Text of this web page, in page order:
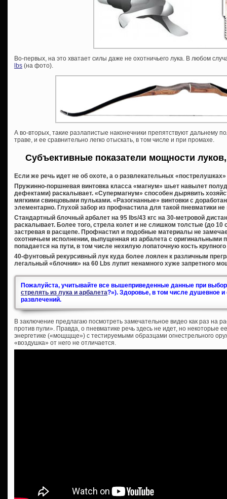
Во-первых, на это хватает силы даже не охотничьего лука. В любом
lbs (на фото).
А во-вторых, такие разлапистые наконечники препятствуют дальнему
траве, и ее сравнительно легко отыскать, в том числе и при промахе.
Субъективные показатели мощности
Если же речь идет не об охоте, а о развлекательных
Пружинно-поршневая винтовка класса «магнум» шьет навылет
дефектами) раскалывает. «Супермагнум» способен дырявить
мягкими свинцовыми пульками. «Разогнанные» винтовки с
элементарно. Глухой забор из профнастила для такой пневматики
Стандартный блочный арбалет на 95 lbs/43 кгс на 30-метровой
раскалывает. Более того, стрела колет и не слишком толстые (до 10
застревая в расщепе. Профнастил и подобные материалы не
охотничьем исполнении, выпущенная из арбалета с оригинальными
попадается на пути, в том числе нехилую лопаточную кость крупного
40-фунтовый рекурсивный лук куда более лоялен к различным
легальный «блочник» на 60 Lbs лупит ненамного хуже запретного
Пожалуйста, учитывайте все вышеприведенные данные при
стрелять из лука и арбалета?»). Здоровье, в том числе душевное
развлечений.
В заключение предлагаю посмотреть замечательное видео как раз на
против пули». Правда, о пневматике речь здесь не идет, но некоторые
энергетике («мощщще») с тестируемыми образцами огнестрельного
«воздушка» от него не отличается.